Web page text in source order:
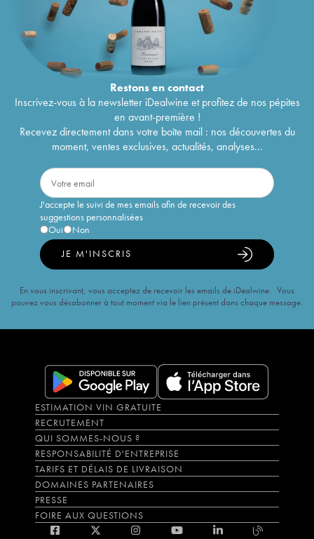
Restons encontact
Inscrivez-vous à la newsletter iDealwine et profitez de nos pépites
en avant-première !
Recevez directement dans votre boîte mail : nos découvertes du
moment, ventes exclusives, actualités, analyses...
J'accepte le suivi de mes emails afin de recevoir des
suggestions personnalisées
Oui
Non
JE M'INSCRIS
En vous inscrivant, vous acceptez de recevoir les emails de iDealwine. Vous
pouvez vous désabonner à tout moment via le lien présent dans chaque message.
ESTIMATION VIN GRATUITE
RECRUTEMENT
QUI SOMMES-NOUS ?
RESPONSABILITÉ D'ENTREPRISE
TARIFS ET DÉLAIS DE LIVRAISON
DOMAINES PARTENAIRES
PRESSE
FOIRE AUX QUESTIONS